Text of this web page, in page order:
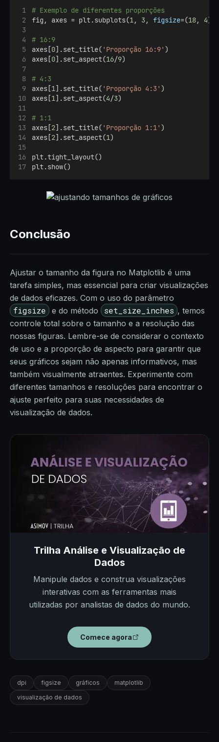
# Exemplo de diferentes proporções
fig, axes = plt.subplots(1, 3 , figsize=(18, 4))
# 16:9
axes[0].set_title( 'Proporção 16:9' )
axes[0].set_aspect(16/9)
# 4:3
axes[1].set_title( 'Proporção 4:3' )
axes[1].set_aspect(4/3)
# 1:1
axes[2].set_title( 'Proporção 1:1' )
axes[2].set_aspect(1)
plt.tight_layout()
plt.show()
Conclusão
Ajustar o tamanho da figura no Matplotlib é uma
tarefa simples, mas essencial para criar visualizações
de dados eficazes. Com o uso do parâmetro
figsize e do método set_size_inches , temos
controle total sobre o tamanho e a resolução das
nossas figuras. Lembre-se de considerar o contexto
de uso e a proporção de aspecto para garantir que
seus gráficos sejam não apenas informativos, mas
também visualmente atraentes. Experimente com
diferentes tamanhos e resoluções para encontrar o
ajuste perfeito para suas necessidades de
visualização de dados.
Trilha Análise e Visualização de
Dados
Manipule dados e construa visualizações
interativas com as ferramentas mais
utilizadas por analistas de dados do mundo.
Comece agora
dpi figsize gráficos
matplotlib
visualização de dados